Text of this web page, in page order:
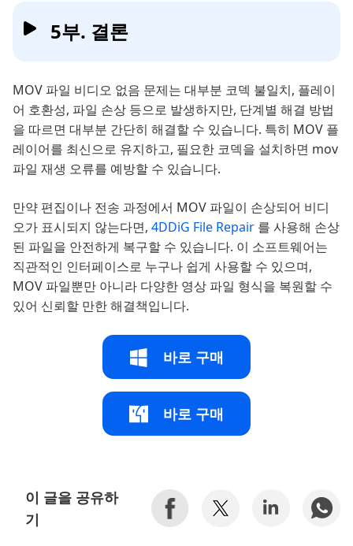
5부. 결론
MOV 파일 비디오 없음 문제는 대부분 코덱 불일치, 플레이
어 호환성, 파일 손상 등으로 발생하지만, 단계별 해결 방법
을 따르면 대부분 간단히 해결할 수 있습니다. 특히 MOV 플
레이어를 최신으로 유지하고, 필요한 코덱을 설치하면 mov
파일 재생 오류를 예방할 수 있습니다.
만약 편집이나 전송 과정에서 MOV 파일이 손상되어 비디
오가 표시되지 않는다면, 4DDiG File Repair 를 사용해 손상
된 파일을 안전하게 복구할 수 있습니다. 이 소프트웨어는
직관적인 인터페이스로 누구나 쉽게 사용할 수 있으며,
MOV 파일뿐만 아니라 다양한 영상 파일 형식을 복원할 수
있어 신뢰할 만한 해결책입니다.
바로 구매
바로 구매
이 글을 공유하
기